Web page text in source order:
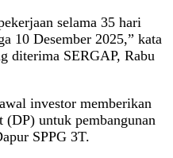
selama 35 hari
10 Desember 2025,” kata
diterima SERGAP, Rabu
investor memberikan
(DP) untuk pembangunan
SPPG 3T.